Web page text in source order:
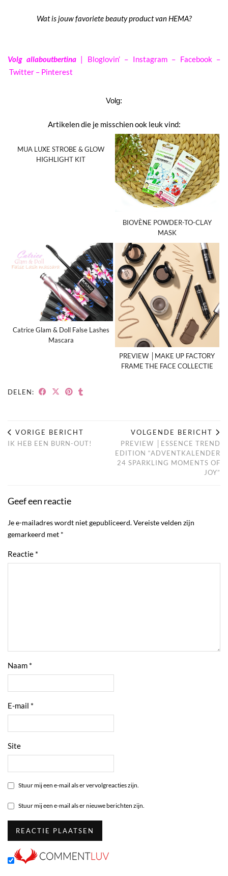
Wat is jouw favoriete beauty product van HEMA?
Volg allaboutbertina| Bloglovin’ – Instagram– Facebook–
Twitter – Pinterest
Volg:
Artikelen die je misschien ook leuk vind:
MUA LUXE STROBE & GLOW
HIGHLIGHT KIT
BIOVÈNE POWDER-TO-CLAY
MASK
Catrice Glam & Doll False Lashes
Mascara
PREVIEW │MAKE UP FACTORY
FRAME THE FACE COLLECTIE
DELEN:
VORIGE BERICHT
IK HEB EEN BURN-OUT!
VOLGENDE BERICHT
PREVIEW │ESSENCE TREND
EDITION “ADVENTKALENDER
24 SPARKLING MOMENTS OF
JOY”
Geef een reactie
Je e-mailadres wordt niet gepubliceerd.Vereiste velden zijn
gemarkeerd met *
Reactie *
Naam *
E-mail *
Site
Stuur mij een e-mail als er vervolgreacties zijn.
Stuur mij een e-mail als er nieuwe berichten zijn.